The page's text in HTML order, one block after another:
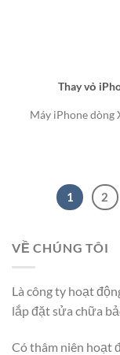
Thay vỏ
Máy iPhone dòng
1 2
VỀ CHÚNG TÔI
Là công ty hoạt
lắp đặt sửa chữa
Có thâm niên hoạt